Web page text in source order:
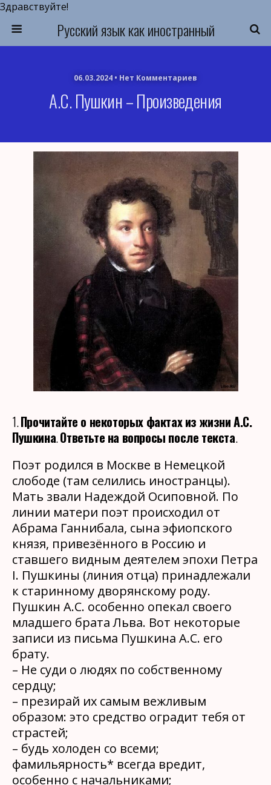
Здравствуйте!
Русский язык как иностранный
06.03.2024 • Нет Комментариев
А.С. Пушкин – Произведения
1.Прочитайте о некоторых фактах из жизни А.С.
Пушкина.Ответьте на вопросы после текста.
Поэт родился в Москве в Немецкой
слободе (там селились иностранцы).
Мать звали Надеждой Осиповной. По
линии матери поэт происходил от
Абрама Ганнибала, сына эфиопского
князя, привезённого в Россию и
ставшего видным деятелем эпохи Петра
I. Пушкины (линия отца) принадлежали
к старинному дворянскому роду.
Пушкин А.С. особенно опекал своего
младшего брата Льва. Вот некоторые
записи из письма Пушкина А.С. его
брату.
– Не суди о людях по собственному
сердцу;
– презирай их самым вежливым
образом: это средство оградит тебя от
страстей;
– будь холоден со всеми;
фамильярность* всегда вредит,
особенно с начальниками;